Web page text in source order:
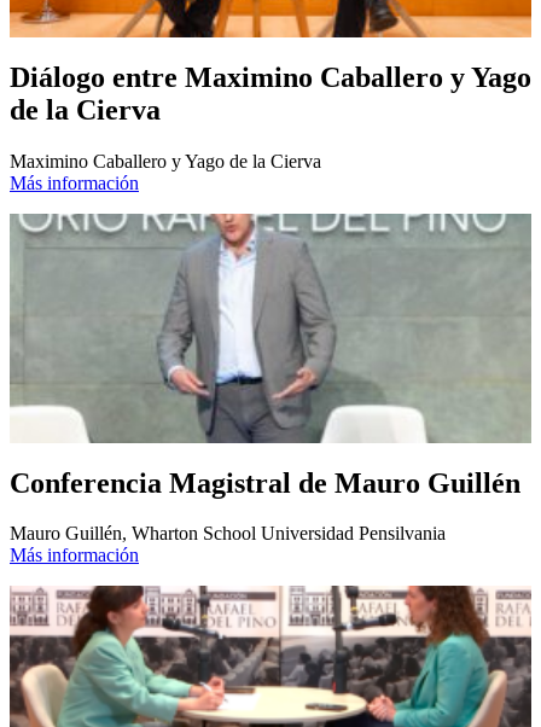
Diálogo entre Maximino Caballero y Yago
de la Cierva
Maximino Caballero y Yago de la Cierva
Más información
Conferencia Magistral de Mauro Guillén
Mauro Guillén, Wharton School Universidad Pensilvania
Más información